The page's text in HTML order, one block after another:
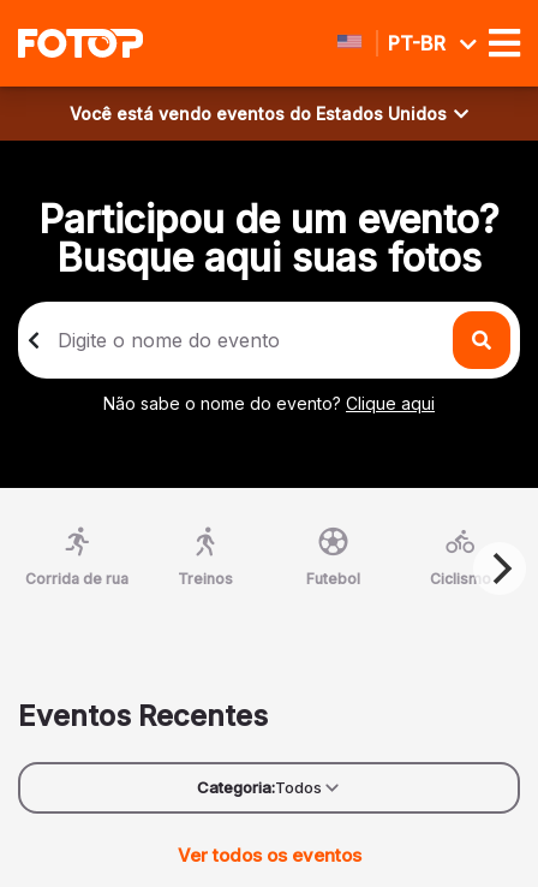
PT-BR
Você está vendo eventos do Estados Unidos
Participou de um evento?
Busque aqui suas fotos
Não sabe o nome do evento? Clique aqui
Corrida de rua Treinos Futebol Ciclismo
Eventos Recentes
Categoria:Todos
Ver todos os eventos